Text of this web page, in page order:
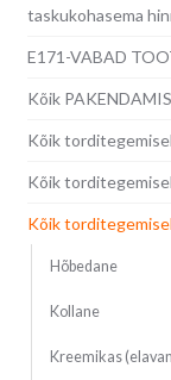
taskukohasema
E171-VABAD
Kõik
Kõik
Kõik
Kõik
Hõbedane
Kollane
Kreemikas